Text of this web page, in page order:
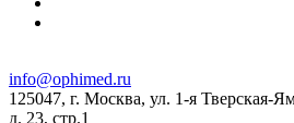
info@ophimed.ru
125047, г. Москва, ул. 1-я Тверская-
д. 23, стр.1